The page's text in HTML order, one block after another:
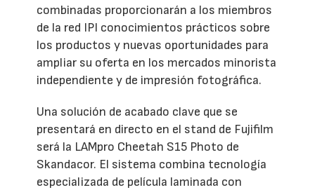
combinadas proporcionarán a los miembros
de la red IPI conocimientos prácticos sobre
los productos y nuevas oportunidades para
ampliar su oferta en los mercados minorista
independiente y de impresión fotográfica.
Una solución de acabado clave que se
presentará en directo en el stand de Fujifilm
será la LAMpro Cheetah S15 Photo de
Skandacor. El sistema combina tecnología
especializada de película laminada con